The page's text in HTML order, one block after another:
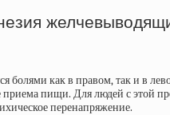
болями как в правом, так и в
приема пищи. Для людей с этой
перенапряжение.